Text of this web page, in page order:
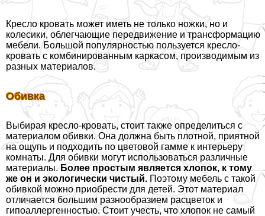
Кресло кровать может иметь не только ножки, но и
колесики, облегчающие передвижение и трaнcформацию
мебели. Большой популярностью пользуется кресло-
кровать с комбинированным каркасом, производимым из
разных материалов.
Обивка
Выбирая кресло-кровать, стоит также определиться с
материалом обивки. Она должна быть плотной, приятной
на ощупь и подходить по цветовой гамме к интерьеру
комнаты. Для обивки могут использоваться различные
материалы. Более простым является хлопок, к тому
же он и экологически чистый. Поэтому мебель с такой
обивкой можно приобрести для детей. Этот материал
отличается большим разнообразием расцветок и
гипоаллергенностью. Стоит учесть, что хлопок не самый